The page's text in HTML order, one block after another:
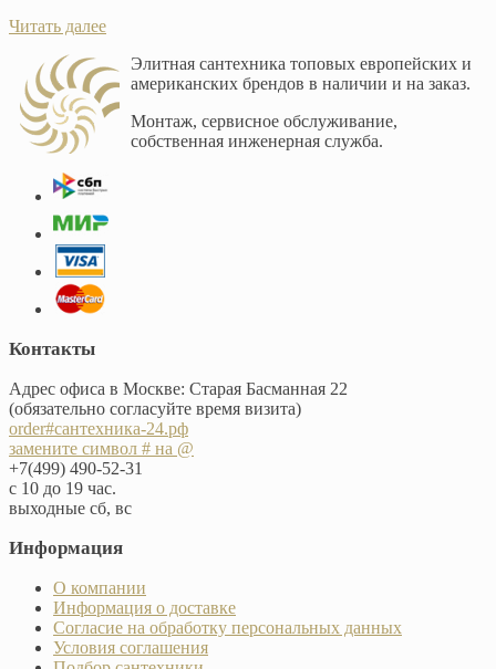
Читать далее
Элитная сантехника топовых европейских и
американских брендов в наличии и на заказ.
Монтаж, сервисное обслуживание,
собственная инженерная служба.
Контакты
Адрес офиса в Москве: Старая Басманная 22
(обязательно согласуйте время визита)
order#сантехника-24.рф
замените символ # на @
+7(499) 490-52-31
с 10 до 19 час.
выходные сб, вс
Информация
О компании
Информация о доставке
Согласие на обработку персональных данных
Условия соглашения